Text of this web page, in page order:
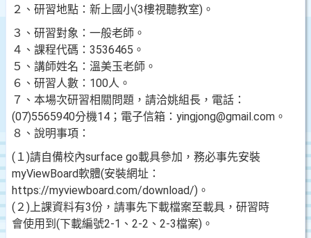
２、研習地點：新上國小(3樓視聽教室)。
３、研習對象：一般老師。
４、課程代碼：3536465。
５、講師姓名：溫美玉老師。
６、研習人數：100人。
７、本場次研習相關問題，請洽姚組長，電話：
(07)5565940分機14；電子信箱：yingjong@gmail.com。
８、說明事項：
(１)請自備校內surface go載具參加，務必事先安裝
myViewBoard軟體(安裝網址：
https://myviewboard.com/download/)。
(２)上課資料有3份，請事先下載檔案至載具，研習時
會使用到(下載編號2-1、2-2、2-3檔案)。